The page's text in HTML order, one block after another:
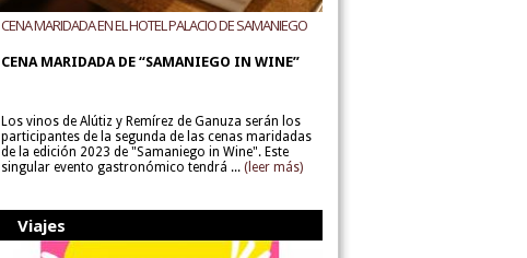
CENA MARIDADA EN EL HOTEL PALACIO DE SAMANIEGO
CENA MARIDADA DE “SAMANIEGO IN WINE”
Los vinos de Alútiz y Remírez de Ganuza serán los
participantes de la segunda de las cenas maridadas
de la edición 2023 de "Samaniego in Wine". Este
singular evento gastronómico tendrá ... (leer más)
Viajes